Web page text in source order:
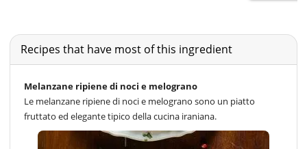
Recipes that have most of this ingredient
Melanzane ripiene di noci e melograno
Le melanzane ripiene di noci e melograno sono un piatto
fruttato ed elegante tipico della cucina iraniana.